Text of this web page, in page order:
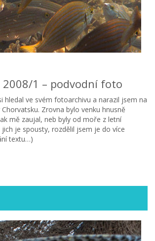
1 – podvodní foto
hledal ve svém fotoarchivu a narazil jsem na
Zrovna bylo venku hnusně
mě zaujal, neb byly od moře z letní
je spousty, rozdělil jsem je do více
textu…)